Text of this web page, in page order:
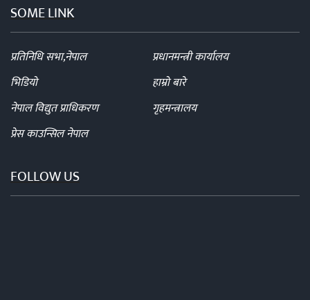
SOME LINK
प्रतिनिधि सभा,नेपाल
प्रधानमन्त्री कार्यालय
भिडियो
हाम्रो बारे
नेपाल विद्युत प्राधिकरण
गृहमन्त्रालय
प्रेस काउन्सिल नेपाल
FOLLOW US